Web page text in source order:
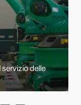
delle